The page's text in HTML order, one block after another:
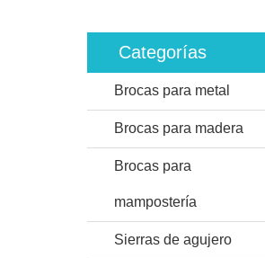
Categorías
Brocas para metal
Brocas para madera
Brocas para
mampostería
Sierras de agujero